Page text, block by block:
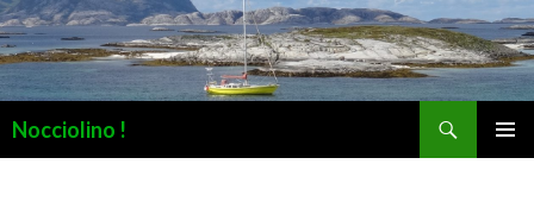
Nocciolino !